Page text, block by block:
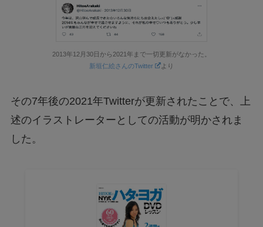
2013年12月30日から2021年まで一切更新がなかった。
新垣仁絵さんのTwitter
より
その7年後の2021年Twitterが更新されたことで、上
述のイラストレーターとしての活動が明かされま
した。